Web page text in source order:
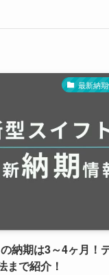
最新納
納期は3～4ヶ月！
まで紹介！